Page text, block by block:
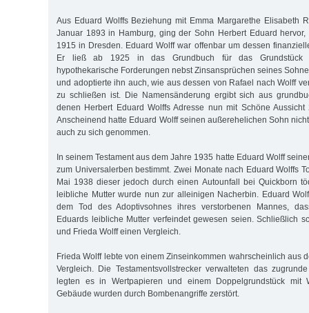
Aus Eduard Wolffs Beziehung mit Emma Margarethe Elisabeth
Januar 1893 in Hamburg, ging der Sohn Herbert Eduard hervor,
1915 in Dresden. Eduard Wolff war offenbar um dessen
Er ließ ab 1925 in das Grundbuch für das Grundstück
hypothekarische Forderungen nebst Zinsansprüchen seines
und adoptierte ihn auch, wie aus dessen von Rafael nach Wolff
zu schließen ist. Die Namensänderung ergibt sich aus
denen Herbert Eduard Wolffs Adresse nun mit Schöne
Anscheinend hatte Eduard Wolff seinen außerehelichen Sohn
auch zu sich genommen.
In seinem Testament aus dem Jahre 1935 hatte Eduard Wolff
zum Universalerben bestimmt. Zwei Monate nach Eduard Wolffs
Mai 1938 dieser jedoch durch einen Autounfall bei Quickborn
leibliche Mutter wurde nun zur alleinigen Nacherbin. Eduard
dem Tod des Adoptivsohnes ihres verstorbenen Mannes,
Eduards leibliche Mutter verfeindet gewesen seien. Schließlich
und Frieda Wolff einen Vergleich.
Frieda Wolff lebte von einem Zinseinkommen wahrscheinlich aus
Vergleich. Die Testamentsvollstrecker verwalteten das
legten es in Wertpapieren und einem Doppelgrundstück mit
Gebäude wurden durch Bombenangriffe zerstört.